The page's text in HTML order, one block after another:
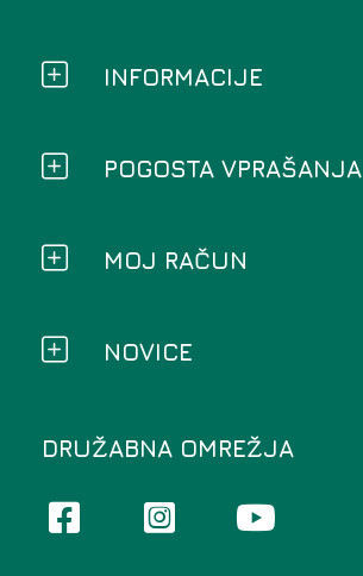
INFORMACIJE
POGOSTA VPRAŠANJA
MOJ RAČUN
NOVICE
DRUŽABNA OMREŽJA